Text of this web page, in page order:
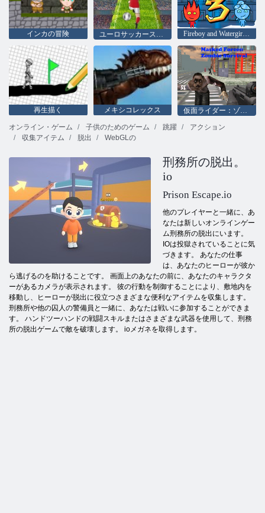
インカの冒険 ユーロサッカースプリント Fireboy and Watergirl 3：The Ice Temple
再生描く メキシコレックス
仮面ライダー：ゾンビサバイバル
オンライン・ゲーム
子供のためのゲーム 跳躍
アクション
収集アイテム
脱出 WebGLの
刑務所の脱出。
io
Prison Escape.io
他のプレイヤーと一緒に、あ
なたは新しいオンラインゲー
ム刑務所の脱出にいます。
IOは投獄されていることに気
づきます。 あなたの仕事
は、あなたのヒーローが彼か
ら逃げるのを助けることです。 画面上のあなたの前に、あなたのキャラクタ
ーがあるカメラが表示されます。 彼の行動を制御することにより、敷地内を
移動し、ヒーローが脱出に役立つさまざまな便利なアイテムを収集します。
刑務所や他の囚人の警備員と一緒に、あなたは戦いに参加することができま
す。 ハンドツーハンドの戦闘スキルまたはさまざまな武器を使用して、刑務
所の脱出ゲームで敵を破壊します。 ioメガネを取得します。